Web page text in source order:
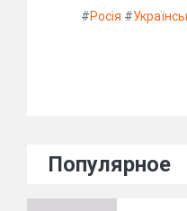
#Росія #
Популярное